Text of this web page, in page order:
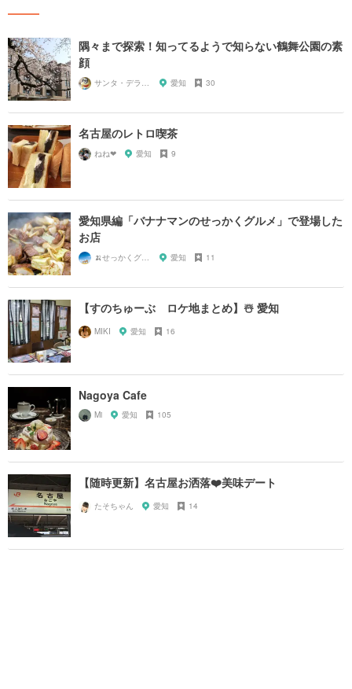
隅々まで探索！知ってるようで知らない鶴舞公園の素
顔
サンタ・デラックス 愛知 30
名古屋のレトロ喫茶
ねね‪‪❤︎‬ 愛知 9
愛知県編「バナナマンのせっかくグルメ」で登場した
お店
🍌せっかくグルメまにあ🍌 愛知 11
【すのちゅーぶ ロケ地まとめ】☃️ 愛知
MIKI 愛知 16
Nagoya Cafe
Mi 愛知 105
【随時更新】名古屋お洒落❤️美味デート
たそちゃん 愛知 14